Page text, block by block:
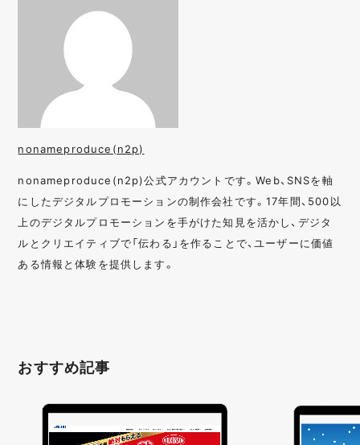
nonameproduce(n2p)
nonameproduce(n2p)公式アカウントです。Web、SNSを軸
にしたデジタルプロモーションの制作会社です。17年間、500以
上のデジタルプロモーションを手がけた知見を活かし、デジタ
ルとクリエイティブで「伝わる」を作ることで、ユーザーに価値
ある情報と体験を提供します。
おすすめ記事